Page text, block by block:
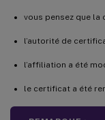
vous pensez que la
l’autorité de
l’affiliation a été
le certificat a été